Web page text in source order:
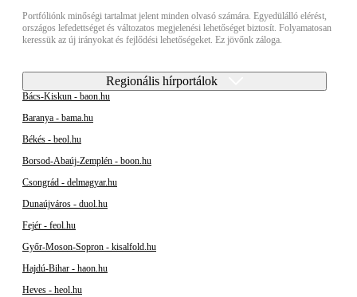
Portfóliónk minőségi tartalmat jelent minden olvasó számára. Egyedülálló elérést,
országos lefedettséget és változatos megjelenési lehetőséget biztosít. Folyamatosan
keressük az új irányokat és fejlődési lehetőségeket. Ez jövőnk záloga.
Regionális hírportálok
Bács-Kiskun - baon.hu
Baranya - bama.hu
Békés - beol.hu
Borsod-Abaúj-Zemplén - boon.hu
Csongrád - delmagyar.hu
Dunaújváros - duol.hu
Fejér - feol.hu
Győr-Moson-Sopron - kisalfold.hu
Hajdú-Bihar - haon.hu
Heves - heol.hu